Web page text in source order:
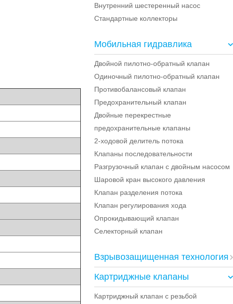
Внутренний шестеренный насос
Стандартные коллекторы
Мобильная гидравлика
Двойной пилотно-обратный клапан
Одиночный пилотно-обратный клапан
Противобалансовый клапан
Предохранительный клапан
Двойные перекрестные
предохранительные клапаны
2-ходовой делитель потока
Клапаны последовательности
Разгрузочный клапан с двойным насосом
Шаровой кран высокого давления
Клапан разделения потока
Клапан регулирования хода
Опрокидывающий клапан
Селекторный клапан
Взрывозащищенная технология
Картриджные клапаны
Картриджный клапан с резьбой